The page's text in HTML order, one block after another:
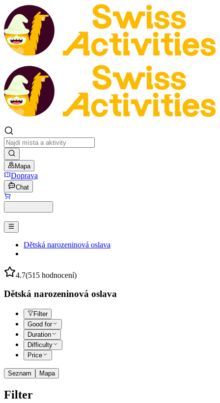
Mapa
Doprava
Chat
Dětská narozeninová oslava
4.7(515 hodnocení)
Dětská narozeninová oslava
Filter
Good for
Duration
Difficulty
Price
Seznam Mapa
Filter